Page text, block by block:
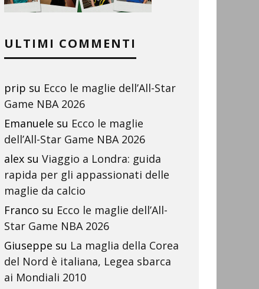
ULTIMI COMMENTI
prip su Ecco le maglie dell’All-Star
Game NBA 2026
Emanuele su Ecco le maglie
dell’All-Star Game NBA 2026
alex su Viaggio a Londra: guida
rapida per gli appassionati delle
maglie da calcio
Franco su Ecco le maglie dell’All-
Star Game NBA 2026
Giuseppe su La maglia della Corea
del Nord è italiana, Legea sbarca
ai Mondiali 2010